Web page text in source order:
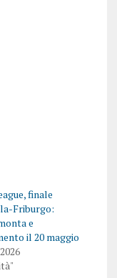
finale
Friburgo:
e
il 20 maggio